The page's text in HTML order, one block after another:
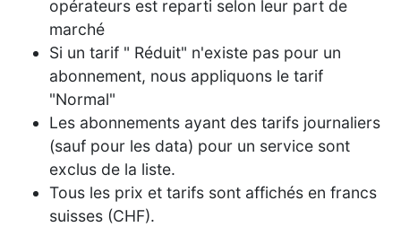
opérateurs est reparti selon leur part de
marché
Si un tarif " Réduit" n'existe pas pour un
abonnement, nous appliquons le tarif
"Normal"
Les abonnements ayant des tarifs journaliers
(sauf pour les data) pour un service sont
exclus de la liste.
Tous les prix et tarifs sont affichés en francs
suisses (CHF).